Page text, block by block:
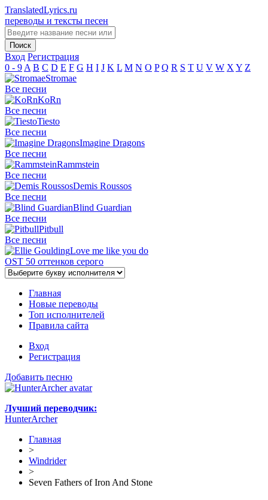
TranslatedLyrics.ru
переводы и тексты песен
Вход Регистрация
0 - 9 A B C D E F G H I J K L M N O P Q R S T U V W X Y Z
Stromae
Все песни
KoRn
Все песни
Tiesto
Все песни
Imagine Dragons
Все песни
Rammstein
Все песни
Demis Roussos
Все песни
Blind Guardian
Все песни
Pitbull
Все песни
Love me like you do
OST 50 оттенков серого
Главная
Новые переводы
Топ исполнителей
Правила сайта
Вход
Регистрация
Добавить песню
Лучший переводчик:
HunterArcher
Главная
>
Windrider
>
Seven Fathers of Iron And Stone